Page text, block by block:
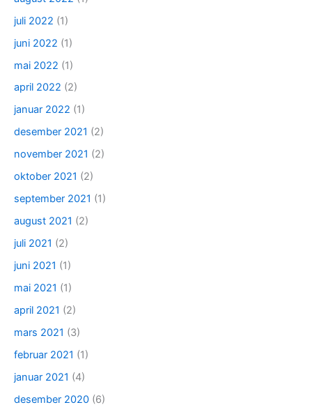
juli 2022 (1)
juni 2022 (1)
mai 2022 (1)
april 2022 (2)
januar 2022 (1)
desember 2021 (2)
november 2021 (2)
oktober 2021 (2)
september 2021 (1)
august 2021 (2)
juli 2021 (2)
juni 2021 (1)
mai 2021 (1)
april 2021 (2)
mars 2021 (3)
februar 2021 (1)
januar 2021 (4)
desember 2020 (6)